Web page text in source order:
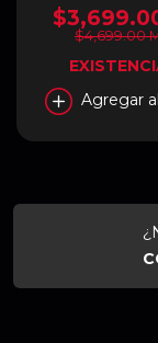
$4,699.00
Agregar